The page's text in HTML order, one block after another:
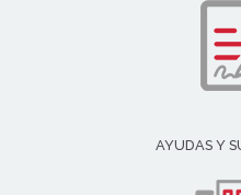
AYUDAS Y